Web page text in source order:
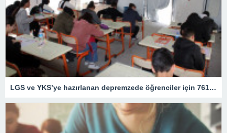
LGS ve YKS’ye hazırlanan depremzede öğrenciler için 761 DYK noktası oluşturuldu – Son Dakika Eğitim Haberleri